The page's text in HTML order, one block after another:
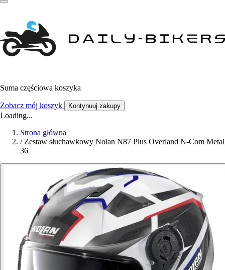
Suma częściowa koszyka
Zobacz mój koszyk Kontynuuj zakupy
Loading...
Strona główna
/ Zestaw słuchawkowy Nolan N87 Plus Overland N-Com Metal
36